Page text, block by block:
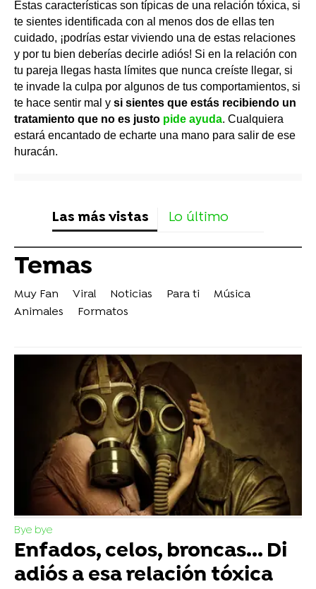
Estas características son típicas de una relación tóxica, si
te sientes identificada con al menos dos de ellas ten
cuidado, ¡podrías estar viviendo una de estas relaciones
y por tu bien deberías decirle adiós! Si en la relación con
tu pareja llegas hasta límites que nunca creíste llegar, si
te invade la culpa por algunos de tus comportamientos, si
te hace sentir mal y si sientes que estás recibiendo un
tratamiento que no es justo pide ayuda. Cualquiera
estará encantado de echarte una mano para salir de ese
huracán.
Las más vistas Lo último
Temas
Muy Fan Viral Noticias Para ti
Música
Animales
Formatos
Bye bye
Enfados, celos, broncas... Di
adiós a esa relación tóxica